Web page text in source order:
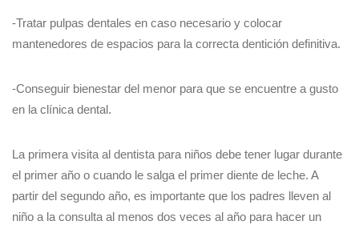
-Tratar pulpas dentales en caso necesario y colocar
mantenedores de espacios para la correcta dentición definitiva.
-Conseguir bienestar del menor para que se encuentre a gusto
en la clínica dental.
La primera visita al dentista para niños debe tener lugar durante
el primer año o cuando le salga el primer diente de leche. A
partir del segundo año, es importante que los padres lleven al
niño a la consulta al menos dos veces al año para hacer un